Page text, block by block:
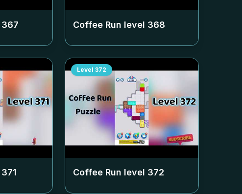
367 Coffee Run level 368
371
Level 372
Coffee Run level 372